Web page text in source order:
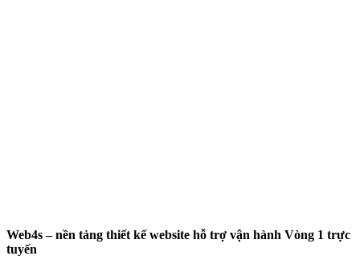
Web4s – nền tảng thiết kế website hỗ trợ vận hành Vòng 1 trực
tuyến